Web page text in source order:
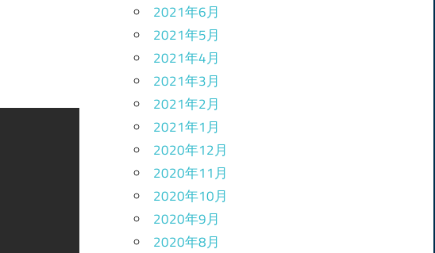
2021年6月
2021年5月
2021年4月
2021年3月
2021年2月
2021年1月
2020年12月
2020年11月
2020年10月
2020年9月
2020年8月